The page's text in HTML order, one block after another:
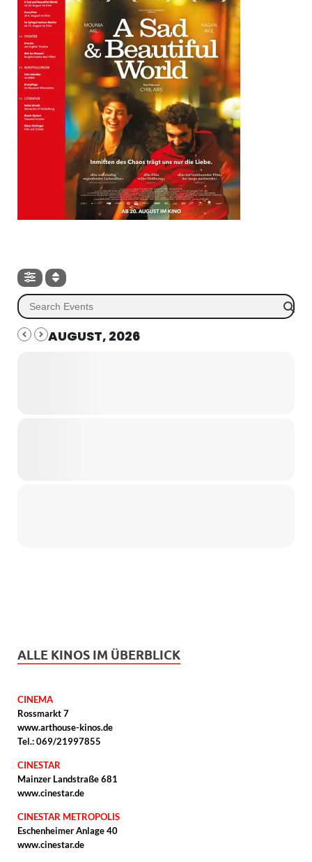
AUGUST, 2026
ALLE KINOS IM ÜBERBLICK
CINEMA
Rossmarkt 7
www.arthouse-kinos.de
Tel.: 069/21997855
CINESTAR
Mainzer Landstraße 681
www.cinestar.de
CINESTAR METROPOLIS
Eschenheimer Anlage 40
www.cinestar.de